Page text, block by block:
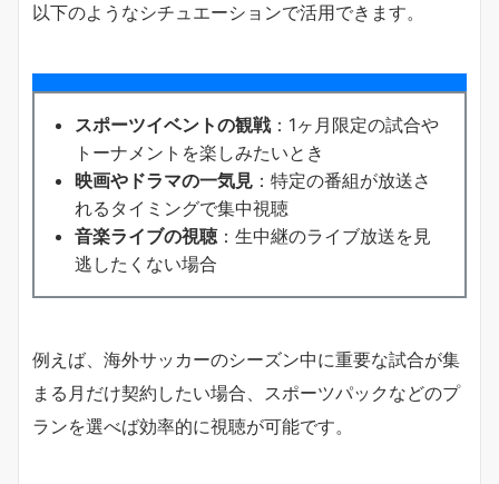
以下のようなシチュエーションで活用できます。
スポーツイベントの観戦：1ヶ月限定の試合や
トーナメントを楽しみたいとき
映画やドラマの一気見 ：特定の番組が放送さ
れるタイミングで集中視聴
音楽ライブの視聴：生中継のライブ放送を見
逃したくない場合
例えば、海外サッカーのシーズン中に重要な試合が集
まる月だけ契約したい場合、スポーツパックなどのプ
ランを選べば効率的に視聴が可能です。